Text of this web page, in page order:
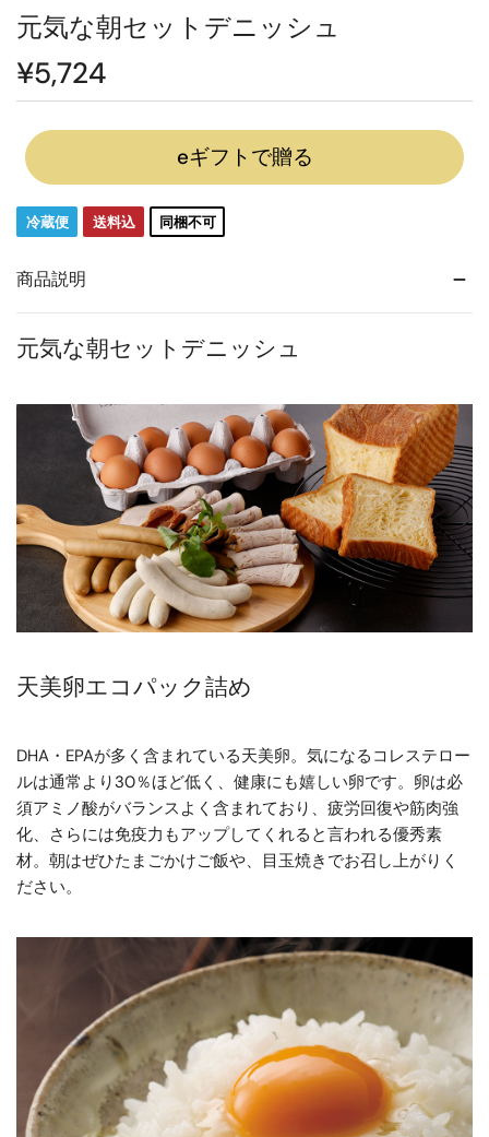
元気な朝セットデニッシュ
通
常
格
¥5,724
eギフトで贈る
冷蔵便 送料込 同梱不可
商品説明
元気な朝セットデニッシュ
天美卵エコパック詰め
DHA・EPAが多く含まれている天美卵。気になるコレステロー
ルは通常より30％ほど低く、健康にも嬉しい卵です。卵は必
須アミノ酸がバランスよく含まれており、疲労回復や筋肉強
化、さらには免疫力もアップしてくれると言われる優秀素
材。朝はぜひたまごかけご飯や、目玉焼きでお召し上がりく
ださい。